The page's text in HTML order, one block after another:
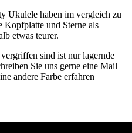
Ukulele haben im vergleich zu
Kopfplatte und Sterne als
etwas teurer.
sind ist nur lagernde
Sie uns gerne eine Mail
andere Farbe erfahren